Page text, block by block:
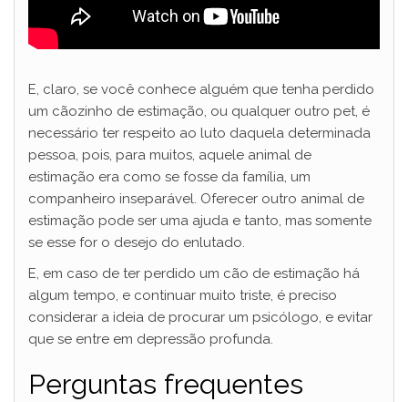
E, claro, se você conhece alguém que tenha perdido
um cãozinho de estimação, ou qualquer outro pet, é
necessário ter respeito ao luto daquela determinada
pessoa, pois, para muitos, aquele animal de
estimação era como se fosse da família, um
companheiro inseparável. Oferecer outro animal de
estimação pode ser uma ajuda e tanto, mas somente
se esse for o desejo do enlutado.
E, em caso de ter perdido um cão de estimação há
algum tempo, e continuar muito triste, é preciso
considerar a ideia de procurar um psicólogo, e evitar
que se entre em depressão profunda.
Perguntas frequentes